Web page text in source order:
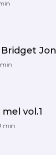
Bridget
vol.1
min